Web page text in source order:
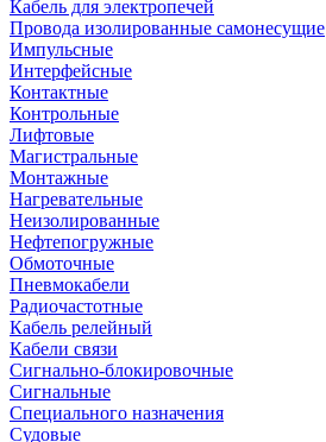
Кабель для электропечей
Провода изолированные самонесущие
Импульсные
Интерфейсные
Контактные
Контрольные
Лифтовые
Магистральные
Монтажные
Нагревательные
Неизолированные
Нефтепогружные
Обмоточные
Пневмокабели
Радиочастотные
Кабель релейный
Кабели связи
Сигнально-блокировочные
Сигнальные
Специального назначения
Судовые